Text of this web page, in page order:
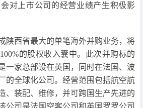
对上市公司的经营业绩产生积极影
陕西省最大的单笔海外并购业务，将
的股权收入囊中。此次并购标的
一家总部设在英国，同时在法国、波
的全球化公司。经营范围包括航空航
、装配、维修，并可跨国生产先进的